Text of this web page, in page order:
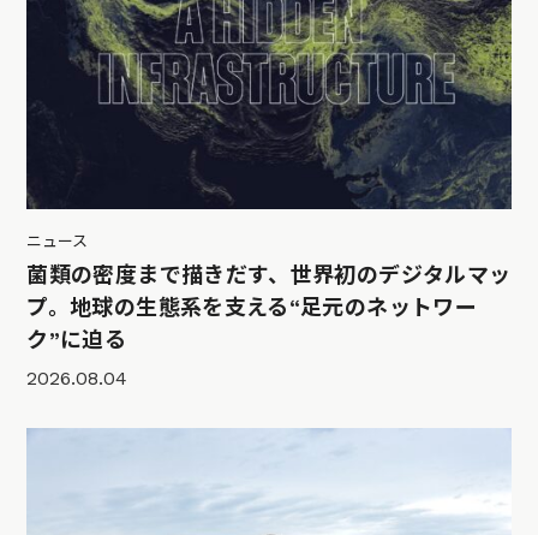
ニュース
菌類の密度まで描きだす、世界初のデジタルマッ
プ。地球の生態系を支える“足元のネットワー
ク”に迫る
2026.08.04